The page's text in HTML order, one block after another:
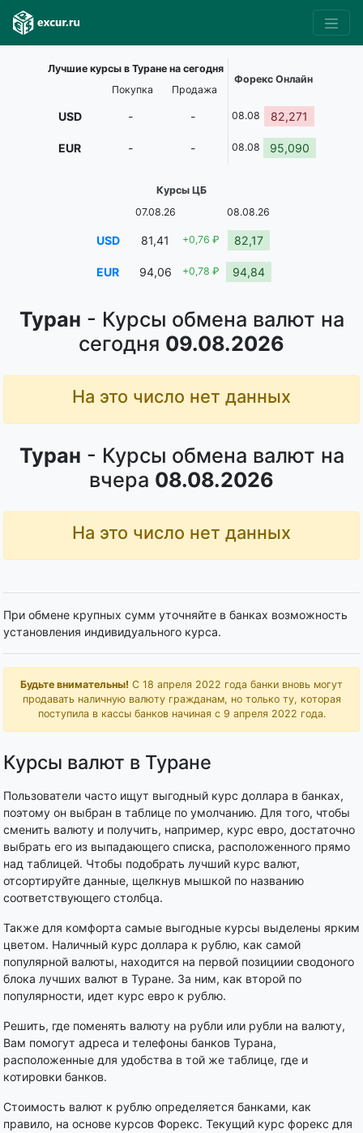
Туран - Курсы обмена валют на
сегодня 09.08.2026
На это число нет данных
Туран - Курсы обмена валют на
вчера 08.08.2026
На это число нет данных
При обмене крупных сумм уточняйте в банках возможность
установления индивидуального курса.
Будьте внимательны! С 18 апреля 2022 года банки вновь могут
продавать наличную валюту гражданам, но только ту, которая
поступила в кассы банков начиная с 9 апреля 2022 года.
Курсы валют в Туране
Пользователи часто ищут выгодный курс доллара в банках,
поэтому он выбран в таблице по умолчанию. Для того, чтобы
сменить валюту и получить, например, курс евро, достаточно
выбрать его из выпадающего списка, расположенного прямо
над таблицей. Чтобы подобрать лучший курс валют,
отсортируйте данные, щелкнув мышкой по названию
соответствующего столбца.
Также для комфорта самые выгодные курсы выделены ярким
цветом. Наличный курс доллара к рублю, как самой
популярной валюты, находится на первой позициии сводоного
блока лучших валют в Туране. За ним, как второй по
популярности, идет курс евро к рублю.
Решить, где поменять валюту на рубли или рубли на валюту,
Вам помогут адреса и телефоны банков Турана,
расположенные для удобства в той же таблице, где и
котировки банков.
Стоимость валют к рублю определяется банками, как
правило, на основе курсов Форекс. Текущий курс форекс для
Лучшие курсы в Туране на сегодня
Форекс Онлайн
Покупка
Продажа
USD - - 08.08 82,271
EUR - - 08.08 95,090
Курсы ЦБ
07.08.26
08.08.26
USD 81,41 +0,76 ₽ 82,17
EUR 94,06 +0,78 ₽ 94,84